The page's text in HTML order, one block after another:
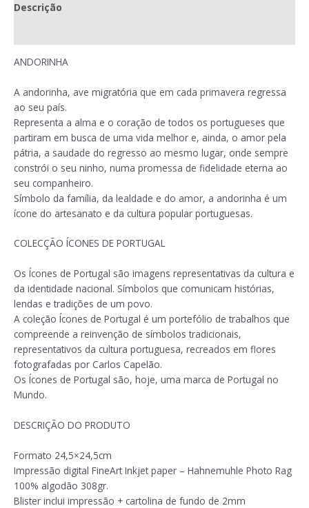
Descrição
ANDORINHA
A andorinha, ave migratória que em cada primavera regressa
ao seu país.
Representa a alma e o coração de todos os portugueses que
partiram em busca de uma vida melhor e, ainda, o amor pela
pátria, a saudade do regresso ao mesmo lugar, onde sempre
constrói o seu ninho, numa promessa de fidelidade eterna ao
seu companheiro.
Símbolo da família, da lealdade e do amor, a andorinha é um
ícone do artesanato e da cultura popular portuguesas.
COLECÇÃO ÍCONES DE PORTUGAL
Os Ícones de Portugal são imagens representativas da cultura e
da identidade nacional. Símbolos que comunicam histórias,
lendas e tradições de um povo.
A coleção Ícones de Portugal é um portefólio de trabalhos que
compreende a reinvenção de símbolos tradicionais,
representativos da cultura portuguesa, recreados em flores
fotografadas por Carlos Capelão.
Os Ícones de Portugal são, hoje, uma marca de Portugal no
Mundo.
DESCRIÇÃO DO PRODUTO
Formato 24,5×24,5cm
Impressão digital FineArt Inkjet paper – Hahnemuhle Photo Rag
100% algodão 308gr.
Blister inclui impressão + cartolina de fundo de 2mm